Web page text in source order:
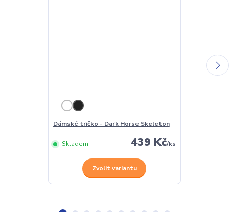
Dámské tričko - Dark Horse Skeleton
439 Kč/ks
Skladem
Zvolit variantu